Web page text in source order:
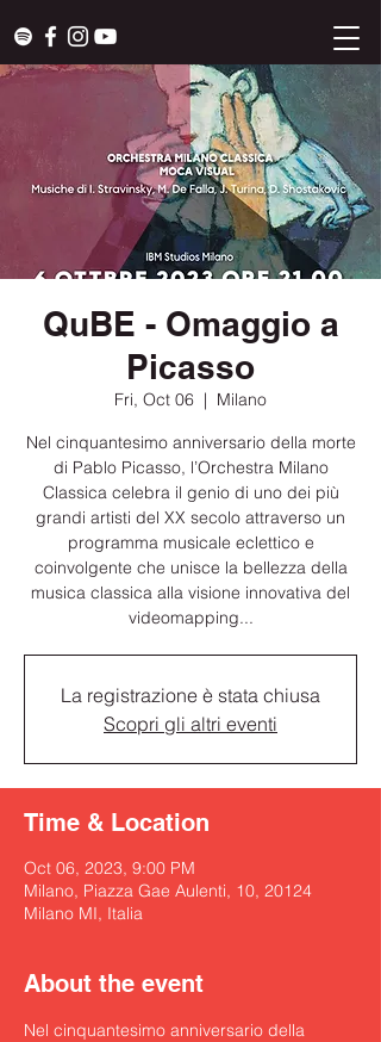
QuBE - Omaggio a
Picasso
Fri, Oct 06
  |
Milano
Nel cinquantesimo anniversario della morte
di Pablo Picasso, l’Orchestra Milano
Classica celebra il genio di uno dei più
grandi artisti del XX secolo attraverso un
programma musicale eclettico e
coinvolgente che unisce la bellezza della
musica classica alla visione innovativa del
videomapping...
La registrazione è stata chiusa
Scopri gli altri eventi
Time & Location
Oct 06, 2023, 9:00 PM
Milano, Piazza Gae Aulenti, 10, 20124
Milano MI, Italia
About the event
Nel cinquantesimo anniversario della